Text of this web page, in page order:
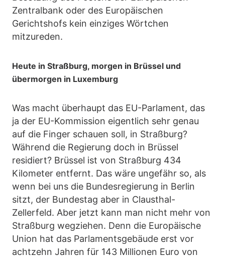
Zentralbank oder des Europäischen
Gerichtshofs kein einziges Wörtchen
mitzureden.
Heute in Straßburg, morgen in Brüssel und
übermorgen in Luxemburg
Was macht überhaupt das EU-Parlament, das
ja der EU-Kommission eigentlich sehr genau
auf die Finger schauen soll, in Straßburg?
Während die Regierung doch in Brüssel
residiert? Brüssel ist von Straßburg 434
Kilometer entfernt. Das wäre ungefähr so, als
wenn bei uns die Bundesregierung in Berlin
sitzt, der Bundestag aber in Clausthal-
Zellerfeld. Aber jetzt kann man nicht mehr von
Straßburg wegziehen. Denn die Europäische
Union hat das Parlamentsgebäude erst vor
achtzehn Jahren für 143 Millionen Euro von